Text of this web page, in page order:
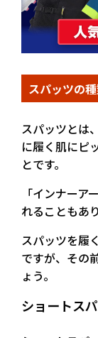
スパッツの
スパッツとは
に履く肌にピ
とです。
「インナー
れることもあ
スパッツを履
ですが、その
ょう。
ショートス